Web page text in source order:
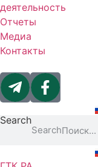
деятельность
Отчеты
Медиа
Контакты
Search
Search